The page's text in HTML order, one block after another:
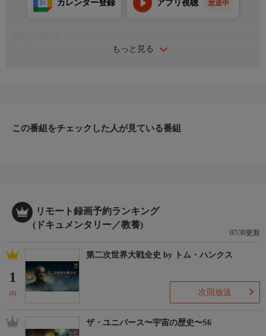
もっと見る
カレンダー登録 アプリ視聴 放送中
戦い続けた理由の一つに、求めてやまない謎の勝負メシの存在
この番組をチェックした人が見ている番組
リモート録画予約ランキング
(ドキュメンタリー／教養)
07/30更新
1
(1)
第二次世界大戦全史 by トム・ハンクス
次回放送
ザ・ユニバース〜宇宙の歴史〜S6